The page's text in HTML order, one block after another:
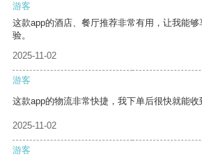
游客
这款app的酒店、餐厅推荐非常有用，让我能
验。
2025-11-02
游客
这款app的物流非常快捷，我下单后很快就能收
2025-11-02
游客